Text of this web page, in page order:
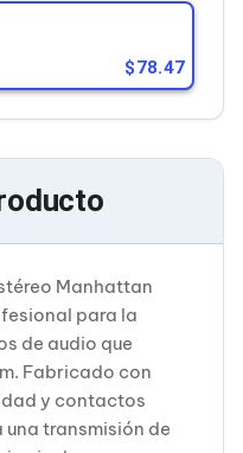
78.47
Manhattan
para la
de audio que
Fabricado con
y contactos
transmisión de